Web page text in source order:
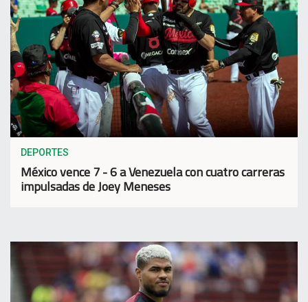
DEPORTES
México vence 7 - 6 a Venezuela con cuatro carreras
impulsadas de Joey Meneses